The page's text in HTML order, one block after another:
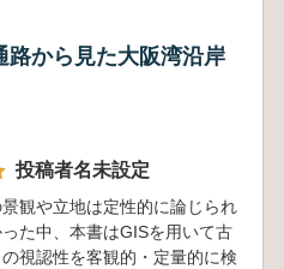
路から見た大阪湾沿岸
投稿者名未設定
観や立地は定性的に論じられ
た中、本書はGISを用いて古
視認性を客観的・定量的に検